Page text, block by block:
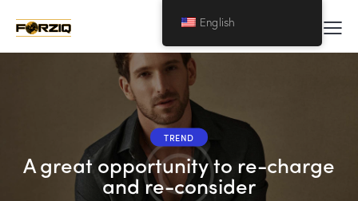
TREND
A great opportunity to re-charge
and re-consider
English